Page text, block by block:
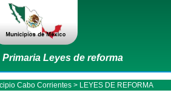
Leyes de reforma
Cabo Corrientes > LEYES DE REFORMA